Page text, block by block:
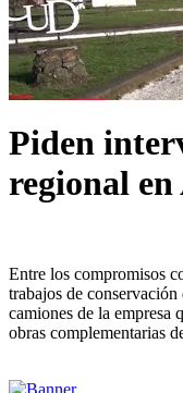
Piden
regional
Entre los compromisos
trabajos de
camiones de la empresa
obras complementarias